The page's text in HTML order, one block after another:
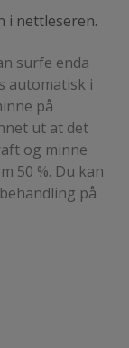
i nettleseren.
surfe enda
automatisk i
på
ut at det
og minne
50 %. Du kan
på